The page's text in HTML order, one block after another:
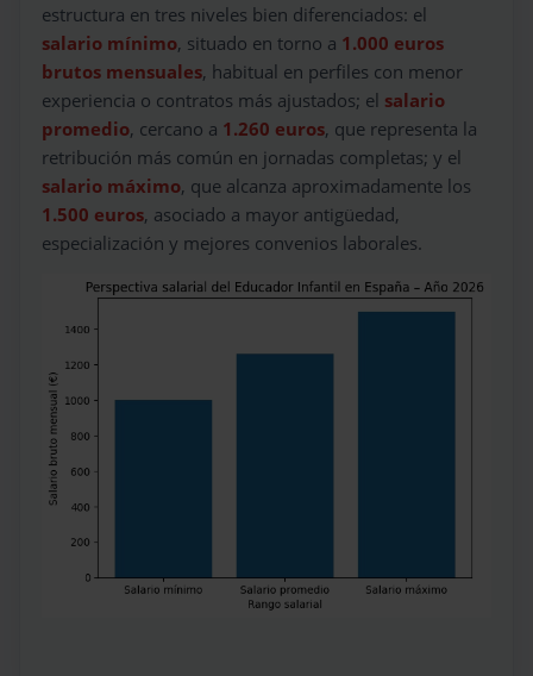
estructura en tres niveles bien diferenciados: el
salario mínimo, situado en torno a 1.000 euros
brutos mensuales, habitual en perfiles con menor
experiencia o contratos más ajustados; el salario
promedio, cercano a 1.260 euros, que representa la
retribución más común en jornadas completas; y el
salario máximo, que alcanza aproximadamente los
1.500 euros, asociado a mayor antigüedad,
especialización y mejores convenios laborales.